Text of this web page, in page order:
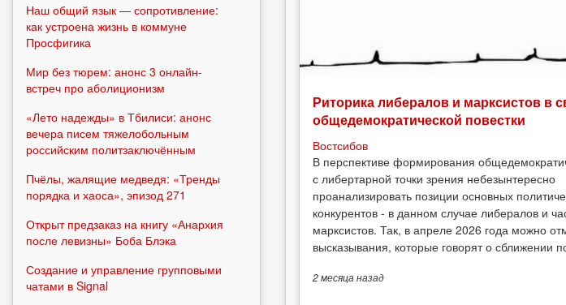
Риторика либералов и марксистов в
общедемократической повестки
Востсибов
В перспективе формирования
с либертарной точки зрения небезынтересно
проанализировать позиции основных
конкурентов - в данном случае либералов и
марксистов. Так, в апреле 2026 года можно
высказывания, которые говорят о сближении
2 месяца назад
Наш общий язык — сопротивление:
как устроена жизнь в коммуне
Просфигика
Мир без тюрем: анонс 3 онлайн-
встреч про аболиционизм
«Лето надежды» в Тбилиси: анонс
вечера писем тяжелобольным
российским политзаключённым
Пчёлы, жалящие медведя: «Тренды
порядка и хаоса», эпизод 271
Открыт предзаказ на книгу «Анархия
после левизны» Боба Блэка
Создание и управление групповыми
чатами в Signal